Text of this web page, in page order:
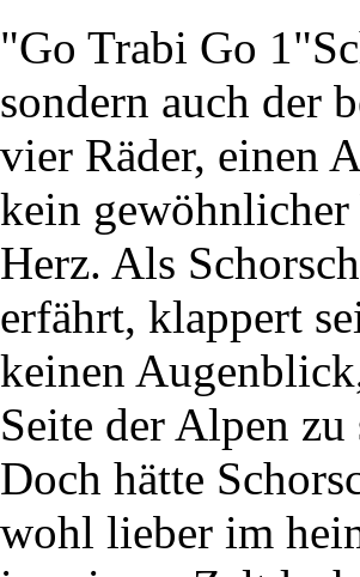
"Go Trabi Go
sondern auch der
vier Räder, einen
kein
Herz. Als
erfährt, klappert
keinen
Seite der Alpen
Doch hätte
wohl lieber im